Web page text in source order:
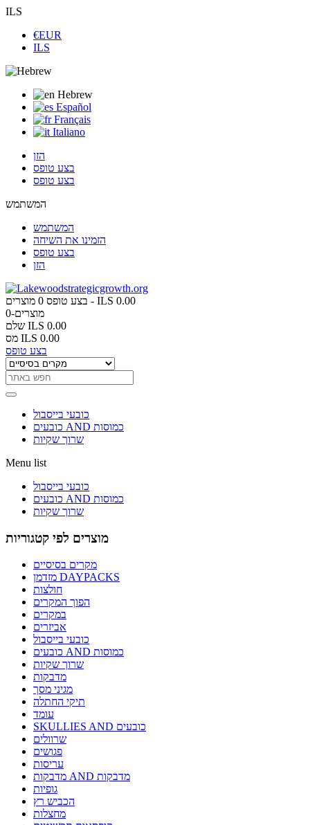
ILS
€EUR
ILS
Hebrew
Español
Français
Italiano
הזן
בצע טופס
בצע טופס
המשתמש
המשתמש
הזמינו את השיחה
בצע טופס
הזן
בצע טופס 0 מוצרים - ILS 0.00
0-מוצרים
שלם ILS 0.00
מס ILS 0.00
בצע טופס
כובעי בייסבול
כובעים AND כמוסות
שרוך שקיות
Menu list
כובעי בייסבול
כובעים AND כמוסות
שרוך שקיות
מוצרים לפי קטגוריות
מקרים בסיסיים
מזדמן DAYPACKS
חולצות
הפוך המקרים
במקרים
אביזרים
כובעי בייסבול
כובעים AND כמוסות
שרוך שקיות
מדבקות
מגיני מסך
תיקי החתלה
עומד
SKULLIES AND כובעים
שרוולים
פגושים
עריסות
מדבקות AND מדבקות
גופיות
הכביש רץ
מחצלות